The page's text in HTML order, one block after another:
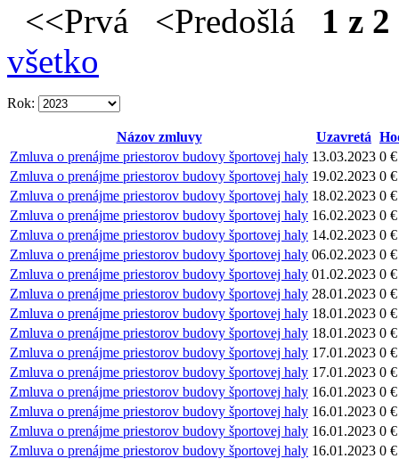
<<Prvá <Predošlá 1 z 2
všetko
Rok:
Názov zmluvy Uzavretá
Zmluva o prenájme priestorov budovy športovej haly 13.03.2023 0 €
Zmluva o prenájme priestorov budovy športovej haly 19.02.2023 0 €
Zmluva o prenájme priestorov budovy športovej haly 18.02.2023 0 €
Zmluva o prenájme priestorov budovy športovej haly 16.02.2023 0 €
Zmluva o prenájme priestorov budovy športovej haly 14.02.2023 0 €
Zmluva o prenájme priestorov budovy športovej haly 06.02.2023 0 €
Zmluva o prenájme priestorov budovy športovej haly 01.02.2023 0 €
Zmluva o prenájme priestorov budovy športovej haly 28.01.2023 0 €
Zmluva o prenájme priestorov budovy športovej haly 18.01.2023 0 €
Zmluva o prenájme priestorov budovy športovej haly 18.01.2023 0 €
Zmluva o prenájme priestorov budovy športovej haly 17.01.2023 0 €
Zmluva o prenájme priestorov budovy športovej haly 17.01.2023 0 €
Zmluva o prenájme priestorov budovy športovej haly 16.01.2023 0 €
Zmluva o prenájme priestorov budovy športovej haly 16.01.2023 0 €
Zmluva o prenájme priestorov budovy športovej haly 16.01.2023 0 €
Zmluva o prenájme priestorov budovy športovej haly 16.01.2023 0 €